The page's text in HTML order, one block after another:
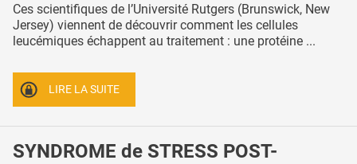
Ces scientifiques de l’Université Rutgers (Brunswick, New
Jersey) viennent de découvrir comment les cellules
leucémiques échappent au traitement : une protéine ...
LIRE LA SUITE
SYNDROME de STRESS POST-